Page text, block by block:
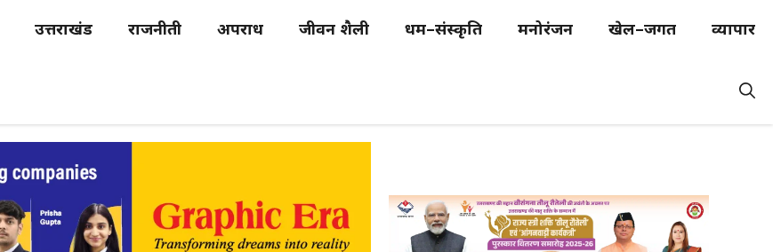
उत्तराखंड राजनीती अपराध जीवन शैली धर्म–संस्कृति मनोरंजन खेल–जगत व्यापार